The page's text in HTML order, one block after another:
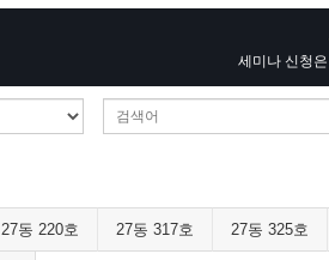
세미나 신청은
27동 220호 27동 317호 27동 325호